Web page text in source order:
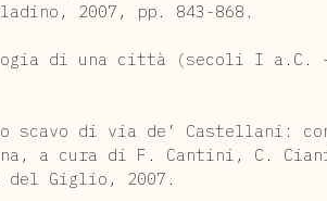
2007, pp. 843-868.
di una città (secoli I
di via de’ Castellani:
a cura di F. Cantini, C.
del Giglio, 2007.